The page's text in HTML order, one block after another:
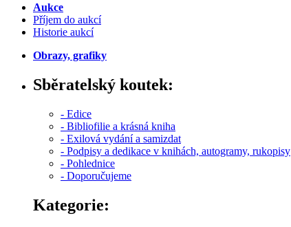
Aukce
Příjem do aukcí
Historie aukcí
Obrazy, grafiky
Sběratelský koutek:
- Edice
- Bibliofilie a krásná kniha
- Exilová vydání a samizdat
- Podpisy a dedikace v knihách, autogramy, rukopisy
- Pohlednice
- Doporučujeme
Kategorie: